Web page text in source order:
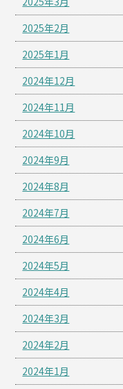
2025年2月
2025年1月
2024年12月
2024年11月
2024年10月
2024年9月
2024年8月
2024年7月
2024年6月
2024年5月
2024年4月
2024年3月
2024年2月
2024年1月